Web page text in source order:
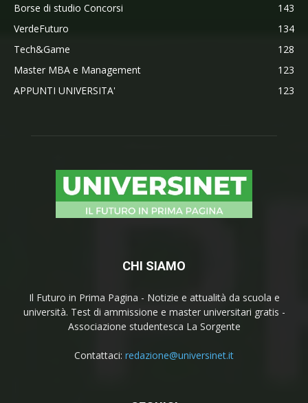
Borse di studio Concorsi
143
VerdeFuturo
134
Tech&Game
128
Master MBA e Management
123
APPUNTI UNIVERSITA'
123
CHI SIAMO
Il Futuro in Prima Pagina - Notizie e attualità da scuola e
università. Test di ammissione e master universitari gratis -
Associazione studentesca La Sorgente
Contattaci: redazione@universinet.it